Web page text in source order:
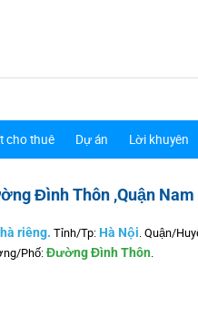
cho thuê Dự án Lời khuyên
Đình Thôn ,Quận
riêng. Tỉnh/Tp: Hà Nội.Quận/
Phố:Đường Đình Thôn.